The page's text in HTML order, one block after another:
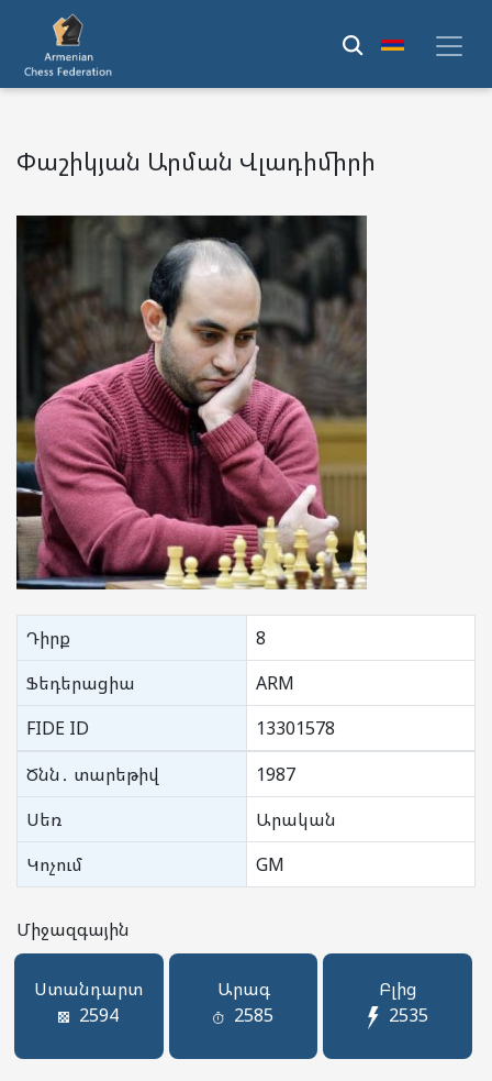
Փաշիկյան Արման Վլադիմիրի
Դիրք
8
Ֆեդերացիա
ARM
FIDE ID
13301578
Ծնն․ տարեթիվ
1987
Սեռ
Արական
Կոչում
GM
Միջազգային
Ստանդարտ
2594
Արագ
2585
Բլից
2535